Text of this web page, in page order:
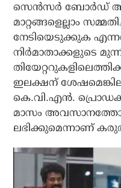
സെന്‍സര്‍ ബോര്‍ഡ്
മാറ്റങ്ങളെല്ലാം
നേടിയെടുക്കുക
നിര്‍മാതാക്കളുടെ
ഇലക്ഷന്
കെ.വി.എന്‍.
മാസം
ലഭിക്കുമെന്നാണ്